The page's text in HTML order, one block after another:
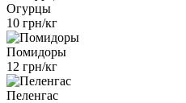
Огурцы
10 грн/кг
Помидоры
12 грн/кг
Пеленгас